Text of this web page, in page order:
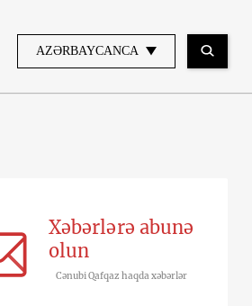
AZƏRBAYCANCA
Xəbərlərə abunə
olun
Cənubi Qafqaz haqda xəbərlər